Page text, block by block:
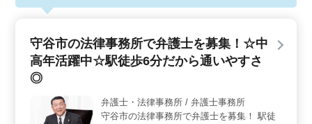
守谷市の法律事務所で弁護士を募集！☆中
高年活躍中☆駅徒歩6分だから通いやすさ
◎
弁護士・法律事務所 / 弁護士事務所
守谷市の法律事務所で弁護士を募集！ 駅徒